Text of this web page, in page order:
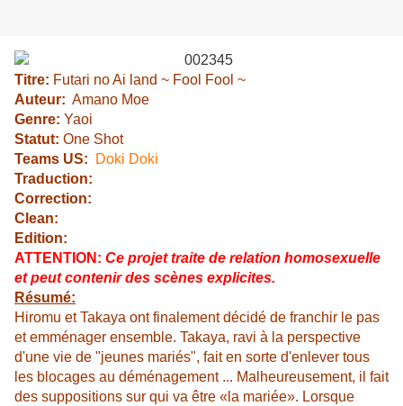
Titre: Futari no Ai land ~ Fool Fool ~
Auteur: Amano Moe
Genre: Yaoi
Statut: One Shot
Teams US:
Doki Doki
Traduction:
Correction:
Clean:
Edition:
ATTENTION: Ce projet traite de relation homosexuelle
et peut contenir des scènes explicites.
Résumé:
Hiromu et Takaya ont finalement décidé de franchir le pas
et emménager ensemble. Takaya, ravi à la perspective
d'une vie de "jeunes mariés", fait en sorte d'enlever tous
les blocages au déménagement ... Malheureusement, il fait
des suppositions sur qui va être «la mariée». Lorsque